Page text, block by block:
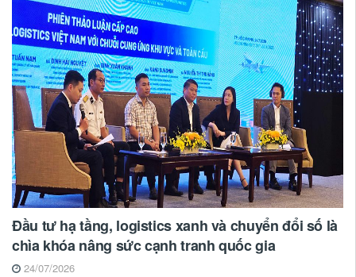
Đầu tư hạ tầng, logistics xanh và chuyển đổi số là
chìa khóa nâng sức cạnh tranh quốc gia
24/07/2026